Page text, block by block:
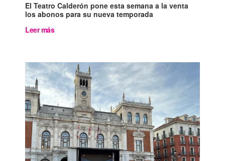
El Teatro Calderón pone esta semana a la venta
los abonos para su nueva temporada
Leer más